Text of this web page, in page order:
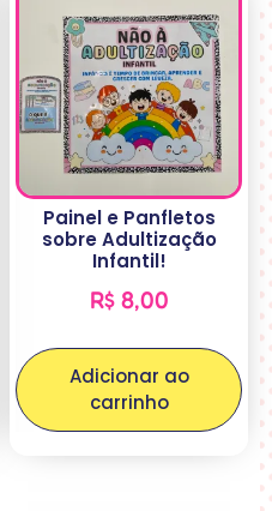
Painel e Panfletos
sobre Adultização
Infantil!
R$8,00
Adicionar ao
carrinho